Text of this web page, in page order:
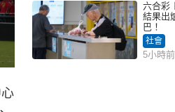
六合彩
結果出
巴！
社會
5小時前